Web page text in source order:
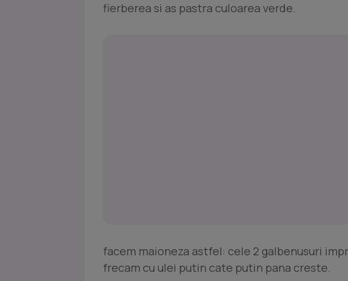
fierberea si as pastra culoarea verde.
facem maioneza astfel: cele 2 galbenusuri
frecam cu ulei putin cate putin pana creste.